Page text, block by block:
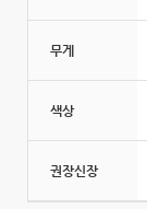
무게
색상
권장신장